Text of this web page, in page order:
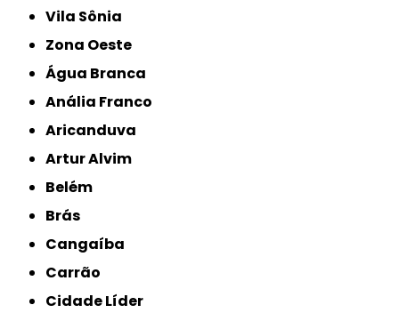
Vila Sônia
Zona Oeste
Água Branca
Anália Franco
Aricanduva
Artur Alvim
Belém
Brás
Cangaíba
Carrão
Cidade Líder